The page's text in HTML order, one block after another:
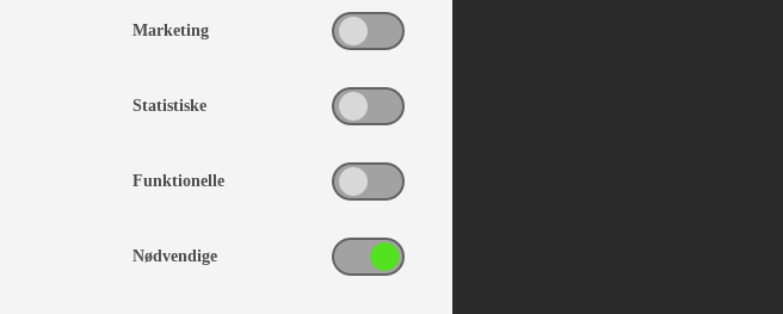
Marketing
Statistiske
Funktionelle
Nødvendige